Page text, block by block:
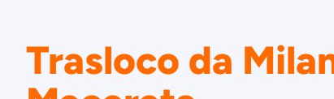
Trasloco da